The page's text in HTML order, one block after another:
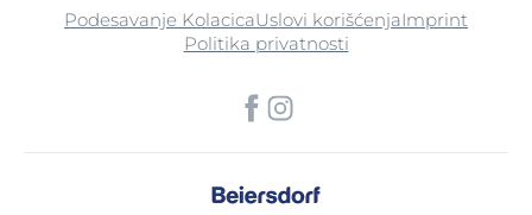
Podesavanje KolacicaUslovi korišćenjaImprint
Politika privatnosti